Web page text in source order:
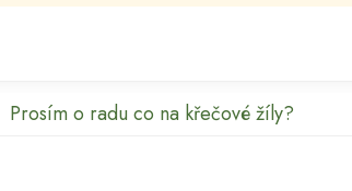
Prosím o radu co na křečové žíly?